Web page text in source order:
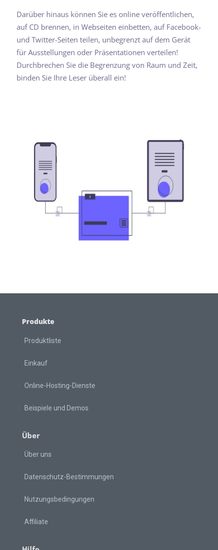
Darüber hinaus können Sie es online veröffentlichen,
auf CD brennen, in Webseiten einbetten, auf Facebook-
und Twitter-Seiten teilen, unbegrenzt auf dem Gerät
für Ausstellungen oder Präsentationen verteilen!
Durchbrechen Sie die Begrenzung von Raum und Zeit,
binden Sie Ihre Leser überall ein!
Produkte
Produktliste
Einkauf
Online-Hosting-Dienste
Beispiele und Demos
Über
Über uns
Datenschutz-Bestimmungen
Nutzungsbedingungen
Affiliate